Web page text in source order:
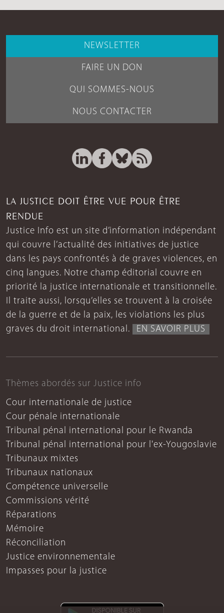
NEWSLETTER
FAIRE UN DON
QUI SOMMES-NOUS
NOUS CONTACTER
LA JUSTICE DOIT ÊTRE VUE POUR ÊTRE
RENDUE
Justice Info est un site d’information indépendant
qui couvre l’actualité des initiatives de justice
dans les pays confrontés à de graves violences, en
cinq langues. Notre champ éditorial couvre en
priorité la justice internationale et transitionnelle.
Il traite aussi, lorsqu’elles se trouvent à la croisée
de la guerre et de la paix, les violations les plus
graves du droit international.
EN SAVOIR PLUS
Thèmes abordés sur Justice info
Cour internationale de justice
Cour pénale internationale
Tribunal pénal international pour le Rwanda
Tribunal pénal international pour l'ex-Yougoslavie
Tribunaux mixtes
Tribunaux nationaux
Compétence universelle
Commissions vérité
Réparations
Mémoire
Réconciliation
Justice environnementale
Impasses pour la justice